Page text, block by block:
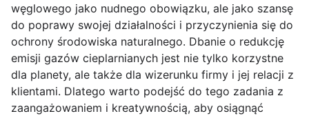
węglowego jako nudnego obowiązku, ale jako szansę
do poprawy swojej działalności i przyczynienia się do
ochrony środowiska naturalnego. Dbanie o redukcję
emisji gazów cieplarnianych jest nie tylko korzystne
dla planety, ale także dla wizerunku firmy i jej relacji z
klientami. Dlatego warto podejść do tego zadania z
zaangażowaniem i kreatywnością, aby osiągnąć